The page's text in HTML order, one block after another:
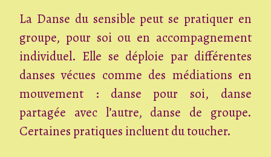
La Danse du sensible peut se pratiquer en
groupe, pour soi ou en accompagnement
individuel. Elle se déploie par différentes
danses vécues comme des médiations en
mouvement : danse pour soi, danse
partagée avec l’autre, danse de groupe.
Certaines pratiques incluent du toucher.